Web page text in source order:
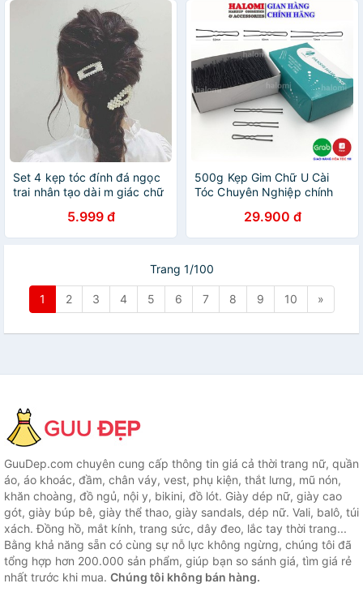
Set 4 kẹp tóc đính đá ngọc
trai nhân tạo dài m giác chữ
tính thời trang
youngcityshop 30.000
5.999 đ
500g Kẹp Gim Chữ U Cài
Tóc Chuyên Nghiệp chính
chống gỉ có sẵn 3 size S,M,L
29.900 đ
Trang 1/100
1 2 3 4 5 6 7 8 9 10 »
GuuDep.com chuyên cung cấp thông tin giá cả thời trang nữ, quần
áo, áo khoác, đầm, chân váy, vest, phụ kiện, thắt lưng, mũ nón,
khăn choàng, đồ ngủ, nội y, bikini, đồ lót. Giày dép nữ, giày cao
gót, giày búp bê, giày thể thao, giày sandals, dép nữ. Vali, balô, túi
xách. Đồng hồ, mắt kính, trang sức, dây đeo, lắc tay thời trang...
Bằng khả năng sẵn có cùng sự nỗ lực không ngừng, chúng tôi đã
tổng hợp hơn 200.000 sản phẩm, giúp bạn so sánh giá, tìm giá rẻ
nhất trước khi mua. Chúng tôi không bán hàng.